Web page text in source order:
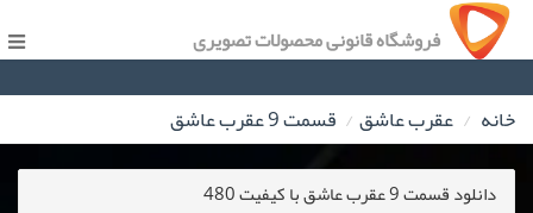
فروشگاه قانونی محصولات تصویری
خانه عقرب عاشق قسمت 9 عقرب عاشق
دانلود قسمت 9 عقرب عاشق با کیفیت 480